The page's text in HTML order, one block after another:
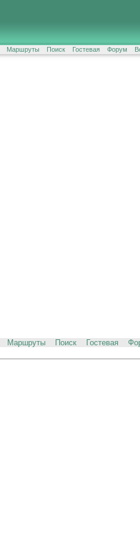
Маршруты Поиск Гостевая Форум
Маршруты Поиск Гостевая